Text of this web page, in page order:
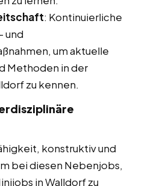
: Kontinuierliche
und
um aktuelle
Methoden in der
zu kennen.
konstruktiv und
bei diesen Nebenjobs,
in Walldorf zu